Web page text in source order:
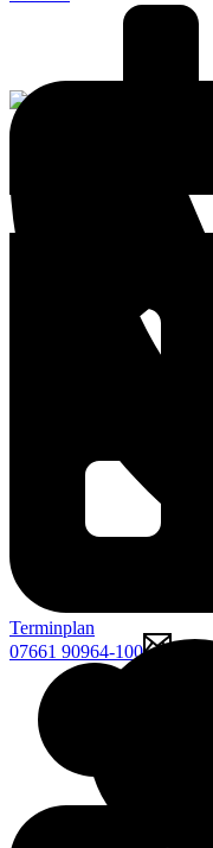
Terminplan
07661 90964-100